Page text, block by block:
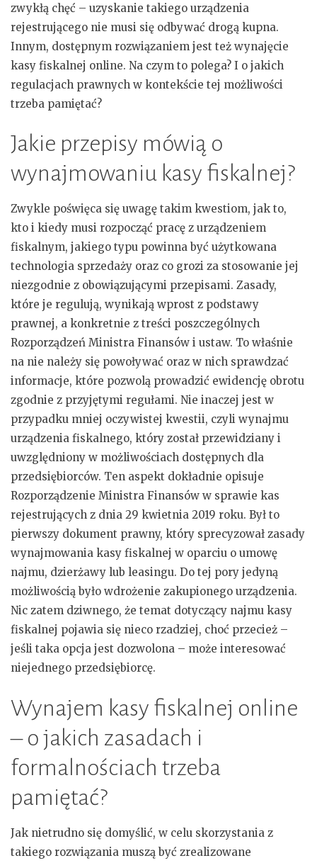
zwykłą chęć – uzyskanie takiego urządzenia
rejestrującego nie musi się odbywać drogą kupna.
Innym, dostępnym rozwiązaniem jest też wynajęcie
kasy fiskalnej online. Na czym to polega? I o jakich
regulacjach prawnych w kontekście tej możliwości
trzeba pamiętać?
Jakie przepisy mówią o
wynajmowaniu kasy fiskalnej?
Zwykle poświęca się uwagę takim kwestiom, jak to,
kto i kiedy musi rozpocząć pracę z urządzeniem
fiskalnym, jakiego typu powinna być użytkowana
technologia sprzedaży oraz co grozi za stosowanie jej
niezgodnie z obowiązującymi przepisami. Zasady,
które je regulują, wynikają wprost z podstawy
prawnej, a konkretnie z treści poszczególnych
Rozporządzeń Ministra Finansów i ustaw. To właśnie
na nie należy się powoływać oraz w nich sprawdzać
informacje, które pozwolą prowadzić ewidencję obrotu
zgodnie z przyjętymi regułami. Nie inaczej jest w
przypadku mniej oczywistej kwestii, czyli wynajmu
urządzenia fiskalnego, który został przewidziany i
uwzględniony w możliwościach dostępnych dla
przedsiębiorców. Ten aspekt dokładnie opisuje
Rozporządzenie Ministra Finansów w sprawie kas
rejestrujących z dnia 29 kwietnia 2019 roku. Był to
pierwszy dokument prawny, który sprecyzował zasady
wynajmowania kasy fiskalnej w oparciu o umowę
najmu, dzierżawy lub leasingu. Do tej pory jedyną
możliwością było wdrożenie zakupionego urządzenia.
Nic zatem dziwnego, że temat dotyczący najmu kasy
fiskalnej pojawia się nieco rzadziej, choć przecież –
jeśli taka opcja jest dozwolona – może interesować
niejednego przedsiębiorcę.
Wynajem kasy fiskalnej online
– o jakich zasadach i
formalnościach trzeba
pamiętać?
Jak nietrudno się domyślić, w celu skorzystania z
takiego rozwiązania muszą być zrealizowane